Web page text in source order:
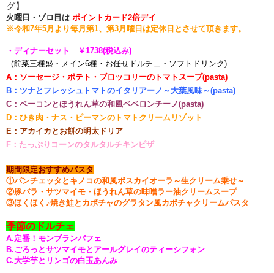
グ】
火曜日・ゾロ目は ポイントカード2倍デイ
※令和7年5月より毎月第1、第3月曜日は定休日とさせて頂きます。
・ディナーセット ￥1738(税込み)
(前菜三種盛・メイン6種・お任せドルチェ・ソフトドリンク)
A：ソーセージ・ポテト・ブロッコリーのトマトスープ(pasta)
B：ツナとフレッシュトマトのイタリアーノ～大葉風味～(pasta)
C：ベーコンとほうれん草の和風ペペロンチーノ(pasta)
D：ひき肉・ナス・ピーマンのトマトクリームリゾット
E：アカイカとお餅の明太ドリア
F：たっぷりコーンのタルタルチキンピザ
期間限定おすすめパスタ
①パンチェッタとキノコの和風ボスカイオーラ～生クリーム乗せ～
②豚バラ・サツマイモ・ほうれん草の味噌ラー油クリームスープ
③ほくほく♪焼き鮭とカボチャのグラタン風カボチャクリームパスタ
季節のドルチェ
A.定番！モンブランパフェ
B.ごろっとサツマイモとアールグレイのティーシフォン
C.大学芋とリンゴの白玉あんみ